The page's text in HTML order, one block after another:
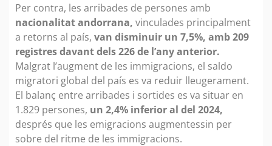
Per contra, les arribades de persones amb
nacionalitat andorrana, vinculades principalment
a retorns al país, van disminuir un 7,5%, amb 209
registres davant dels 226 de l’any anterior.
Malgrat l’augment de les immigracions, el saldo
migratori global del país es va reduir lleugerament.
El balanç entre arribades i sortides es va situar en
1.829 persones, un 2,4% inferior al del 2024,
després que les emigracions augmentessin per
sobre del ritme de les immigracions.